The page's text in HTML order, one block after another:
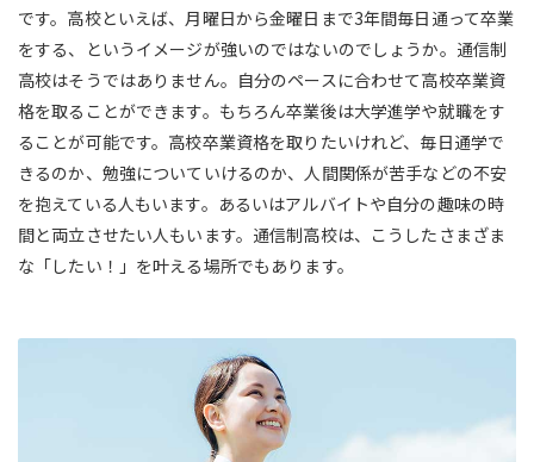
です。高校といえば、月曜日から金曜日まで3年間毎日通って卒業
をする、というイメージが強いのではないのでしょうか。通信制
高校はそうではありません。自分のペースに合わせて高校卒業資
格を取ることができます。もちろん卒業後は大学進学や就職をす
ることが可能です。高校卒業資格を取りたいけれど、毎日通学で
きるのか、勉強についていけるのか、人間関係が苦手などの不安
を抱えている人もいます。あるいはアルバイトや自分の趣味の時
間と両立させたい人もいます。通信制高校は、こうしたさまざま
な「したい！」を叶える場所でもあります。